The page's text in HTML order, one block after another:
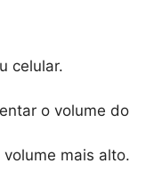
celular.
o volume do
mais alto.